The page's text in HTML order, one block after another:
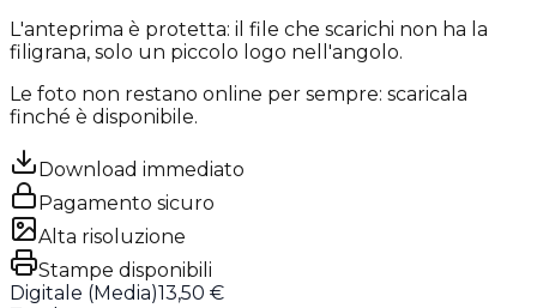
L'anteprima è protetta: il file che scarichi non ha la
filigrana, solo un piccolo logo nell'angolo.
Le foto non restano online per sempre: scaricala
finché è disponibile.
Download immediato
Pagamento sicuro
Alta risoluzione
Stampe disponibili
Digitale (Media)13,50 €